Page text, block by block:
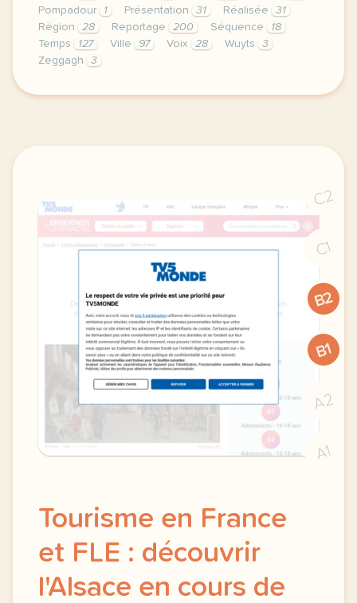
Pompadour
1 Présentation 31 Réalisée
31
Région
28 Reportage 200 Séquence
18
Temps
127 Ville 97 Voix 28 Wuyts
3
Zeggagh
3
le respect de votre vie privee est une priorite
C2
C1
B2
B1
A2
A1
Tourisme en France
et FLE : découvrir
l'Alsace en cours de